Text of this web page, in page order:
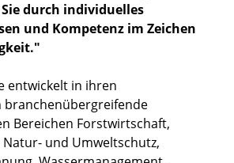
durch individuelles
und Kompetenz im Zeichen
entwickelt in ihren
branchenübergreifende
Bereichen Forstwirtschaft,
und Umweltschutz,